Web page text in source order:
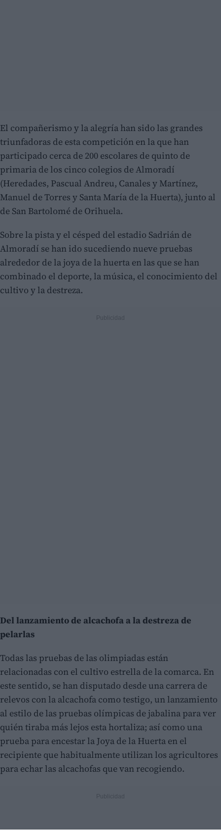
El compañerismo y la alegría han sido las grandes
triunfadoras de esta competición en la que han
participado cerca de 200 escolares de quinto de
primaria de los cinco colegios de Almoradí
(Heredades, Pascual Andreu, Canales y Martínez,
Manuel de Torres y Santa María de la Huerta), junto al
de San Bartolomé de Orihuela.
Sobre la pista y el césped del estadio Sadrián de
Almoradí se han ido sucediendo nueve pruebas
alrededor de la joya de la huerta en las que se han
combinado el deporte, la música, el conocimiento del
cultivo y la destreza.
Del lanzamiento de alcachofa a la destreza de
pelarlas
Todas las pruebas de las olimpiadas están
relacionadas con el cultivo estrella de la comarca. En
este sentido, se han disputado desde una carrera de
relevos con la alcachofa como testigo, un lanzamiento
al estilo de las pruebas olímpicas de jabalina para ver
quién tiraba más lejos esta hortaliza; así como una
prueba para encestar la Joya de la Huerta en el
recipiente que habitualmente utilizan los agricultores
para echar las alcachofas que van recogiendo.